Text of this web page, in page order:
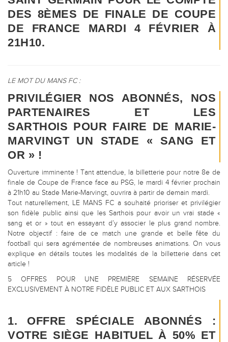
DES 8ÈMES DE FINALE DE COUPE
DE FRANCE MARDI 4 FÉVRIER À
21H10.
LE MOT DU MANS FC :
PRIVILÉGIER NOS ABONNÉS, NOS
PARTENAIRES ET LES
SARTHOIS POUR FAIRE DE MARIE-
MARVINGT UN STADE « SANG ET
OR » !
Ouverture imminente ! Tant attendue, la billetterie pour notre 8e de
finale de Coupe de France face au PSG, le mardi 4 février prochain
à 21h10 au Stade Marie-Marvingt, ouvrira à partir de demain mardi.
Tout naturellement, LE MANS FC a souhaité prioriser et privilégier
son fidèle public ainsi que les Sarthois pour avoir un vrai stade «
sang et or » tout en essayant d’y associer le plus grand nombre.
Notre objectif : faire de ce match une grande et belle fête du
football qui sera agrémentée de nombreuses animations. On vous
explique en détails toutes les modalités de la billetterie dans cet
article !
5 OFFRES POUR UNE PREMIÈRE SEMAINE RÉSERVÉE
EXCLUSIVEMENT À NOTRE FIDÈLE PUBLIC ET AUX SARTHOIS
1. OFFRE SPÉCIALE ABONNÉS :
VOTRE SIÈGE HABITUEL À 50% ET